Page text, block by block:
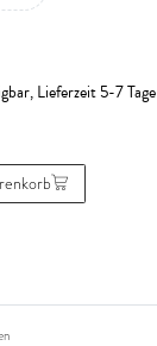
Lieferzeit 5-7 Tage